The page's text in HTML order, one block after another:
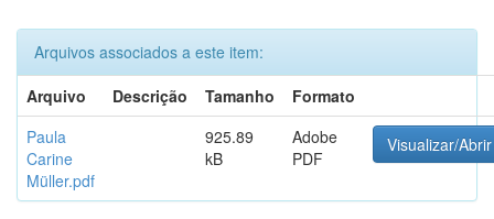
Arquivos associados a este item:
Arquivo
Descrição Tamanho
Formato
Paula
Carine
Müller.pdf
925.89
kB
Adobe
PDF
Visualizar/Abrir